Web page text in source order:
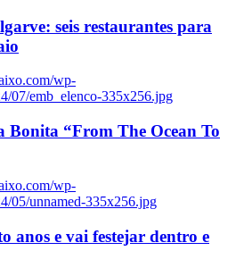
seis restaurantes para
wp-
07/emb_elenco-335x256.jpg
Bonita “From The Ocean To
wp-
05/unnamed-335x256.jpg
anos e vai festejar dentro e